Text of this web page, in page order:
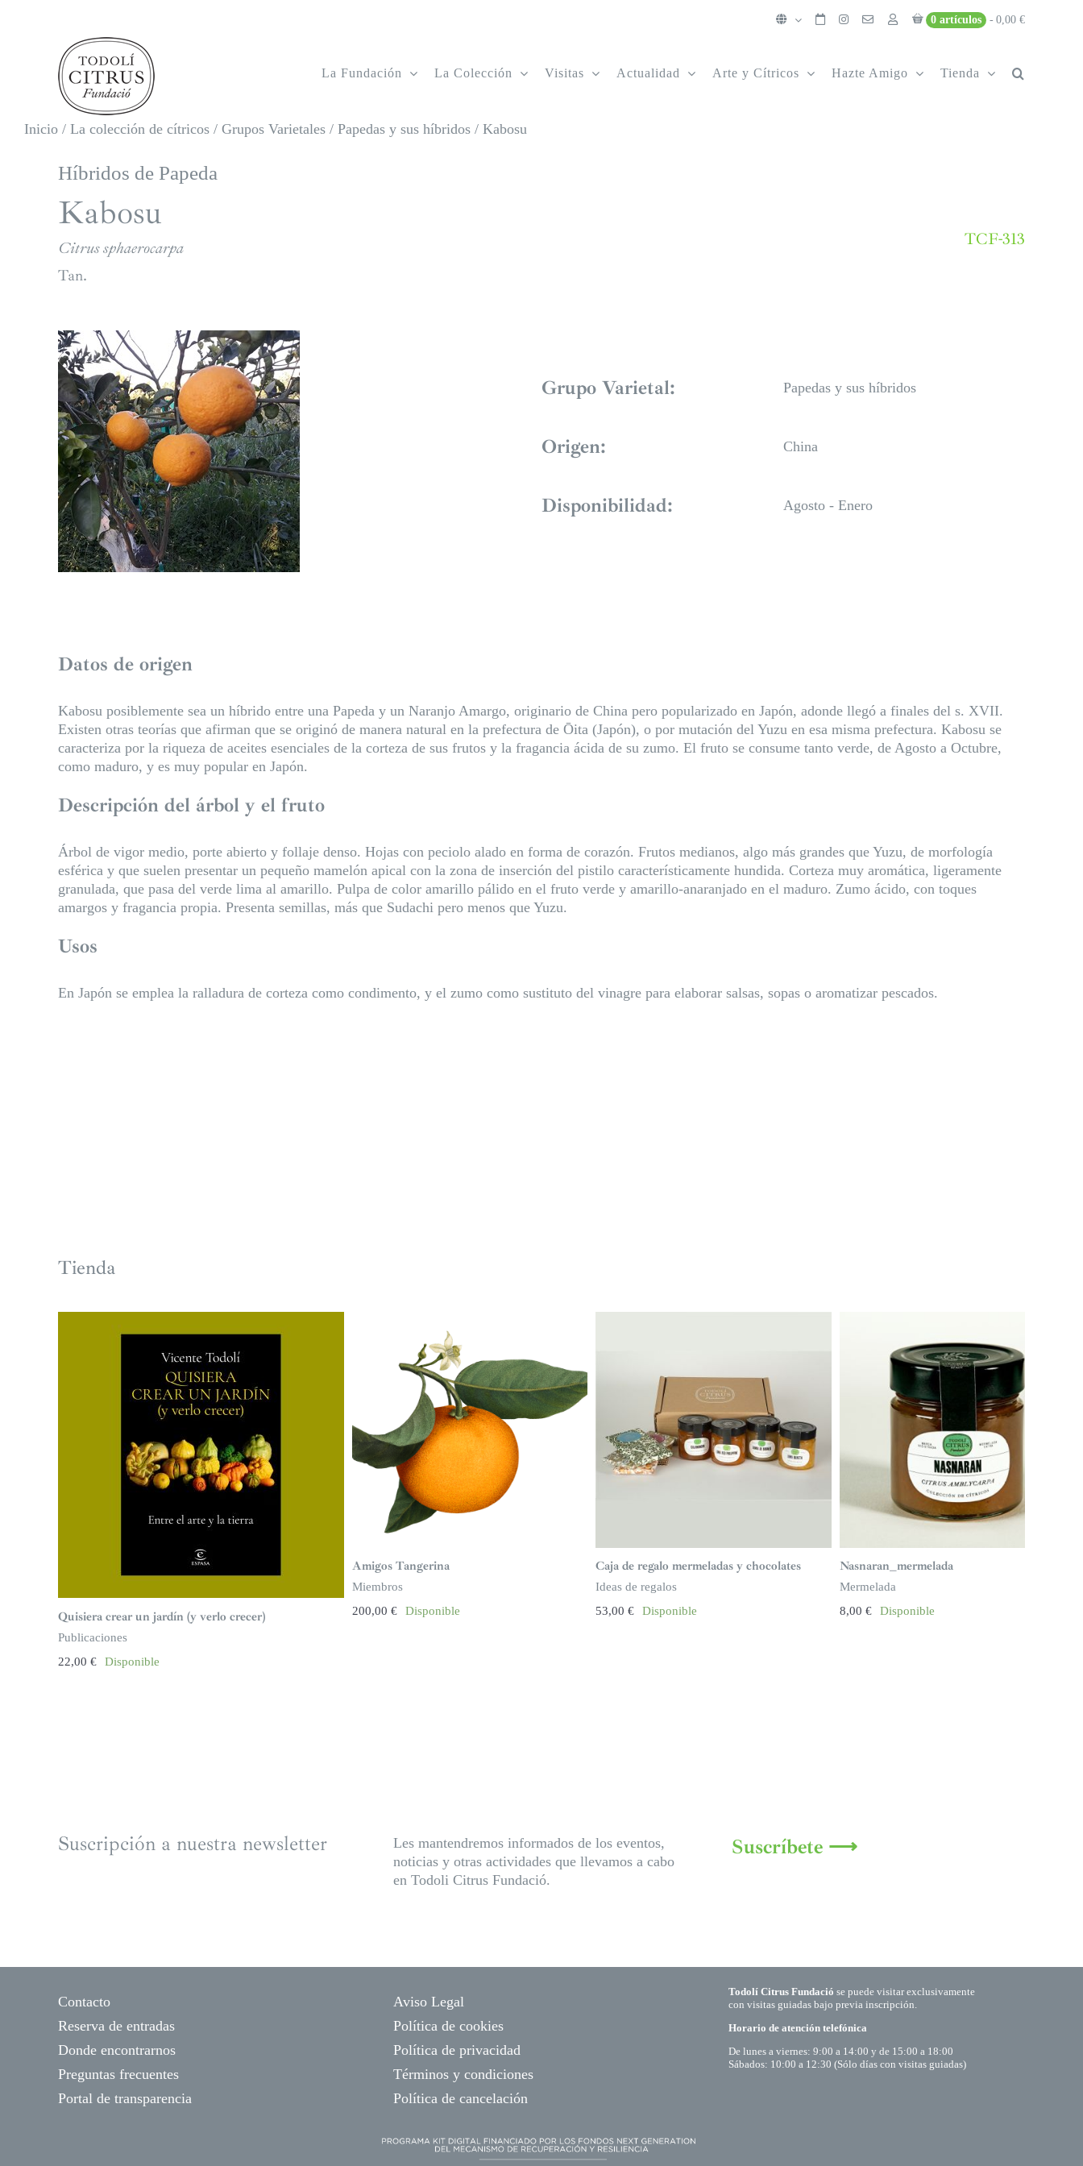
0 artículos 0,00 €
La Fundación La Colección Visitas Actualidad Arte y Cítricos Hazte Amigo Tienda
Inicio / La colección de cítricos / Grupos Varietales / Papedas y sus híbridos / Kabosu
Híbridos de Papeda
Kabosu
Citrus sphaerocarpa
Tan.
TCF-313
Grupo Varietal: Papedas y sus híbridos
Origen: China
Disponibilidad: Agosto - Enero
Datos de origen
Kabosu posiblemente sea un híbrido entre una Papeda y un Naranjo Amargo, originario de China pero popularizado en Japón, adonde llegó a finales del s. XVII.
Existen otras teorías que afirman que se originó de manera natural en la prefectura de Ōita (Japón), o por mutación del Yuzu en esa misma prefectura. Kabosu se
caracteriza por la riqueza de aceites esenciales de la corteza de sus frutos y la fragancia ácida de su zumo. El fruto se consume tanto verde, de Agosto a Octubre,
como maduro, y es muy popular en Japón.
Descripción del árbol y el fruto
Árbol de vigor medio, porte abierto y follaje denso. Hojas con peciolo alado en forma de corazón. Frutos medianos, algo más grandes que Yuzu, de morfología
esférica y que suelen presentar un pequeño mamelón apical con la zona de inserción del pistilo característicamente hundida. Corteza muy aromática, ligeramente
granulada, que pasa del verde lima al amarillo. Pulpa de color amarillo pálido en el fruto verde y amarillo-anaranjado en el maduro. Zumo ácido, con toques
amargos y fragancia propia. Presenta semillas, más que Sudachi pero menos que Yuzu.
Usos
En Japón se emplea la ralladura de corteza como condimento, y el zumo como sustituto del vinagre para elaborar salsas, sopas o aromatizar pescados.
Tienda
Quisiera crear un jardín (y verlo crecer)
Publicaciones
22,00 € Disponible
Amigos Tangerina
Miembros
200,00 € Disponible
Caja de regalo mermeladas y chocolates
Ideas de regalos
53,00€ Disponible
Nasnaran_mermelada
Mermelada
8,00 € Disponible
Suscripción a nuestra newsletter
Les mantendremos informados de los eventos,
noticias y otras actividades que llevamos a cabo
en Todoli Citrus Fundació.
Suscríbete ⟶
Contacto
Reserva de entradas
Donde encontrarnos
Preguntas frecuentes
Portal de transparencia
Aviso Legal
Política de cookies
Política de privacidad
Términos y condiciones
Política de cancelación
Todolí Citrus Fundació se puede visitar exclusivamente
con visitas guiadas bajo previa inscripción.
Horario de atención telefónica
De lunes a viernes: 9:00 a 14:00 y de 15:00 a 18:00
Sábados: 10:00 a 12:30 (Sólo días con visitas guiadas)